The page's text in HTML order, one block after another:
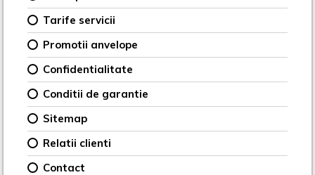
Tarife servicii
Promotii anvelope
Confidentialitate
Conditii de garantie
Sitemap
Relatii clienti
Contact